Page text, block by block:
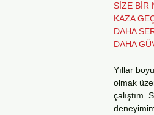
SİZE BİR
KAZA
DAHA
DAHA
Yıllar
olmak
çalıştım.